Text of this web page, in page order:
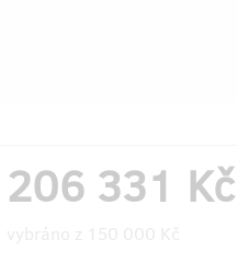
206 331 Kč